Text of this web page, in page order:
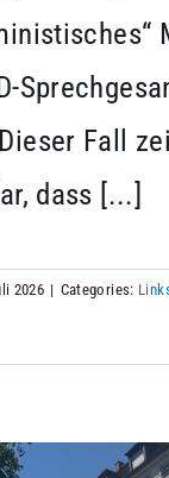
Fall
dass [...]
2026 | Categories: